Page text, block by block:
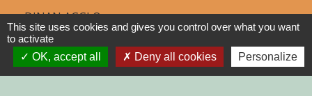
DINAN AGGLO
CINEMAS DINAN
COTES D'ARMOR
This site uses cookies and gives you control over what you want
to activate
OK, accept all
Deny all cookies Personalize